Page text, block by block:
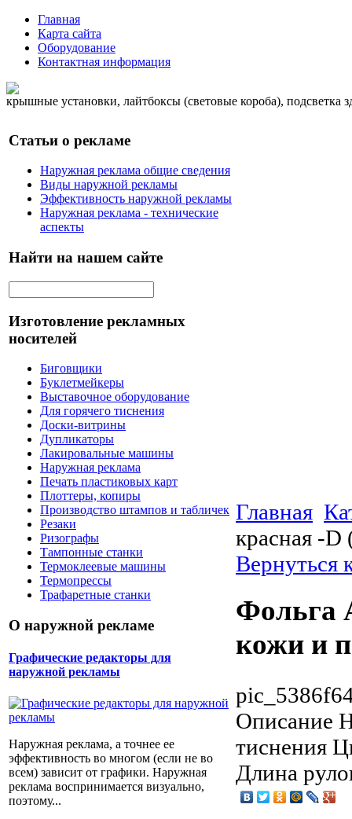
Главная
Карта сайта
Оборудование
Контактная информация
крышные установки, лайтбоксы (световые короба), подсветка
Статьи о рекламе
Наружная реклама общие сведения
Виды наружной рекламы
Эффективность наружной рекламы
Наружная реклама - технические
аспекты
Найти на нашем сайте
Изготовление рекламных
носителей
Биговщики
Буклетмейкеры
Выставочное оборудование
Для горячего тиснения
Доски-витрины
Дупликаторы
Лакировальные машины
Наружная реклама
Печать пластиковых карт
Плоттеры, копиры
Производство штампов и табличек
Резаки
Ризографы
Тампонные станки
Термоклеевые машины
Термопрессы
Трафаретные станки
О наружной рекламе
Графические редакторы для
наружной рекламы
Наружная реклама, а точнее ее
эффективность во многом (если не во
всем) зависит от графики. Наружная
реклама воспринимается визуально,
поэтому...
Главная
красная -D
Вернуться
Фольга
кожи и
Описание
тиснения
Длина